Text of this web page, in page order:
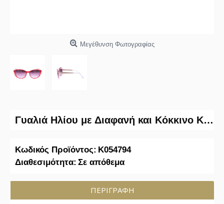
Μεγέθυνση Φωτογραφίας
Γυαλιά Ηλίου με Διαφανή και Κόκκινο Κοκκάλινο Σκελετό
Κωδικός Προϊόντος: K054794
Διαθεσιμότητα: Σε απόθεμα
ΠΕΡΙΓΡΑΦΉ